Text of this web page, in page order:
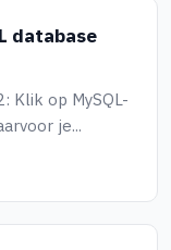
database
Klik op MySQL-
je...